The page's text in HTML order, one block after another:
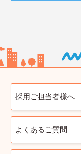
採用ご担当者様へ
よくあるご質問